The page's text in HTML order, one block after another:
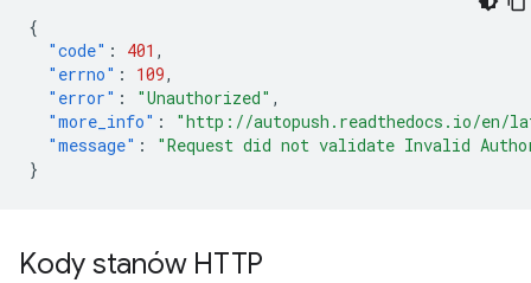
{
"code" : 401 ,
"errno" : 109,
"error" : "Unauthorized" ,
"more_info" :
"http://autopush.readthedocs.io/en/
"message" :
"Request did not validate Invalid
}
Kody stanów HTTP